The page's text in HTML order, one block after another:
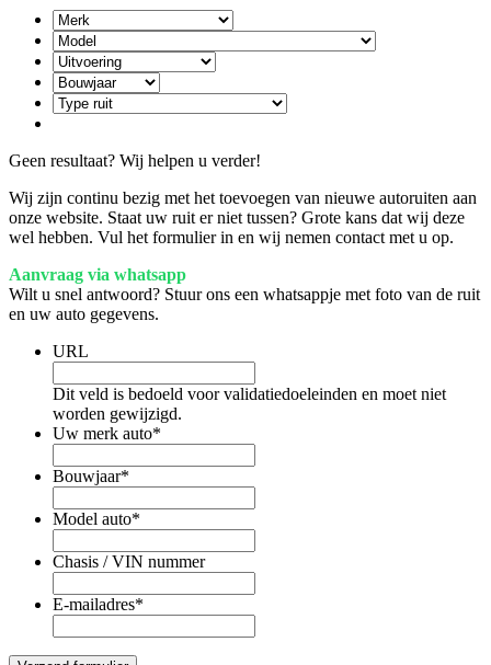
Geen resultaat? Wij helpen u verder!
Wij zijn continu bezig met het toevoegen van nieuwe autoruiten aan
onze website. Staat uw ruit er niet tussen? Grote kans dat wij deze
wel hebben. Vul het formulier in en wij nemen contact met u op.
Aanvraag via whatsapp
Wilt u snel antwoord? Stuur ons een whatsappje met foto van de ruit
en uw auto gegevens.
URL
Dit veld is bedoeld voor validatiedoeleinden en moet niet
worden gewijzigd.
Uw merk auto*
Bouwjaar*
Model auto*
Chasis / VIN nummer
E-mailadres*